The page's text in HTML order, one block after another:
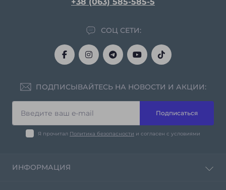
СОЦ СЕТИ:
ПОДПИСЫВАЙТЕСЬ НА НОВОСТИ И АКЦИИ:
Подписаться
Я прочитал Политика безопасности и согласен с условиями
ИНФОРМАЦИЯ